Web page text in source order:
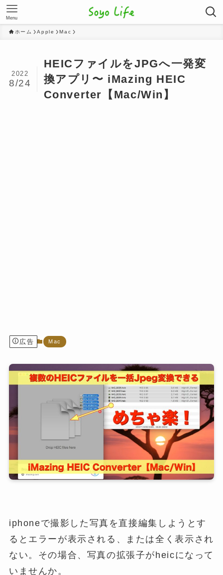
Menu
ホーム Apple Mac
HEICファイルをJPGへ一発変
換アプリ〜 iMazing HEIC
Converter【Mac/Win】
2022
8/24
広告 Mac
iphoneで撮影した写真を直接編集しようとす
るとエラーが表示される、または全く表示され
ない。その場合、写真の拡張子がheicになって
いませんか。